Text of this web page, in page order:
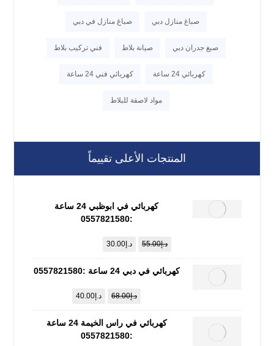
صباغ منازل دبي صباغ منازل في دبي
صبغ جدران دبي صيانة بلاط فني تركيب بلاط
كهربائي 24 ساعة كهربائي فني 24 ساعة
مواد لاصقة للبلاط
المنتجات الأعلى تقييماً
كهربائي في ابوظبي 24 ساعة
:0557821580
د.إ55.00 د.إ30.00
كهربائي في دبي 24 ساعة :0557821580
د.إ68.00 د.إ40.00
كهربائي في راس الخيمة 24 ساعة
:0557821580